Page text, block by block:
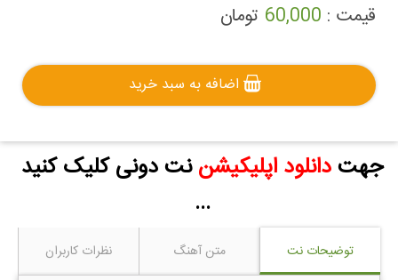
قیمت : 60,000 تومان
اضافه به سبد خرید
جهتدانلود اپلیکیشن نت دونی کلیک کنید
...
توضیحات نت متن آهنگ نظرات کاربران